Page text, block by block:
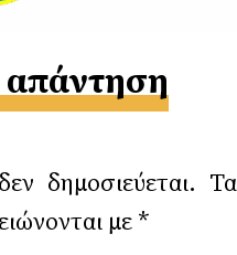
δημοσιεύεται. Τα
με *